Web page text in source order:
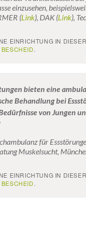
einzusehen,
(Link), DAK (Link),
EINRICHTUNG IN
BESCHEID.
bieten eine
Behandlung bei
von Jungen
für
Muskelsucht,
EINRICHTUNG IN
BESCHEID.